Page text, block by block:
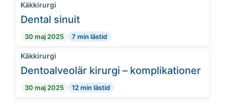
Käkkirurgi
Dental sinuit
30 maj 2025 7 min lästid
Käkkirurgi
Dentoalveolär kirurgi – komplikationer
30 maj 2025 12 min lästid